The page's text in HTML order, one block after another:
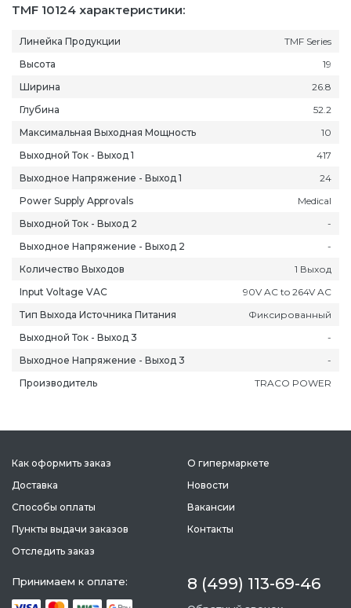
TMF 10124 характеристики:
Линейка Продукции
TMF Series
Высота
19
Ширина
26.8
Глубина
52.2
Максимальная Выходная Мощность
10
Выходной Ток - Выход 1
417
Выходное Напряжение - Выход 1
24
Power Supply Approvals
Medical
Выходной Ток - Выход 2
-
Выходное Напряжение - Выход 2
-
Количество Выходов
1 Выход
Input Voltage VAC
90V AC to 264V AC
Тип Выхода Источника Питания
Фиксированный
Выходной Ток - Выход 3
-
Выходное Напряжение - Выход 3
-
Производитель
TRACO POWER
Как оформить заказ
Доставка
Способы оплаты
Пункты выдачи заказов
Отследить заказ
О гипермаркете
Новости
Вакансии
Контакты
Принимаем к оплате: 8 (499) 113-69-46